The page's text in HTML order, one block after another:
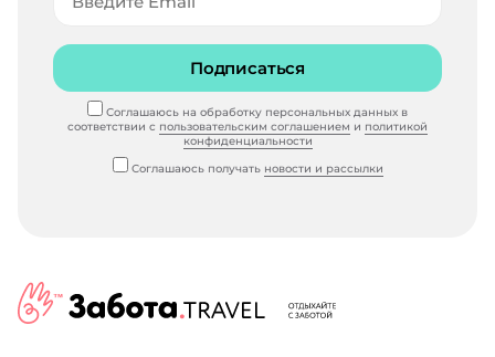
Подписаться
Соглашаюсь на обработку персональных данных в
соответствии с пользовательским соглашением и политикой
конфиденциальности
Соглашаюсь получать новости и рассылки